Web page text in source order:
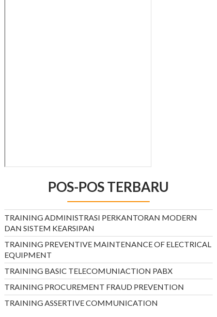
POS-POS TERBARU
TRAINING ADMINISTRASI PERKANTORAN MODERN
DAN SISTEM KEARSIPAN
TRAINING PREVENTIVE MAINTENANCE OF ELECTRICAL
EQUIPMENT
TRAINING BASIC TELECOMUNIACTION PABX
TRAINING PROCUREMENT FRAUD PREVENTION
TRAINING ASSERTIVE COMMUNICATION